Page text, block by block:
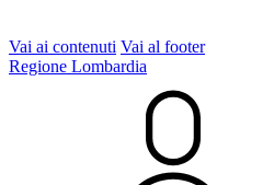
Vai ai contenuti Vai al footer
Regione Lombardia